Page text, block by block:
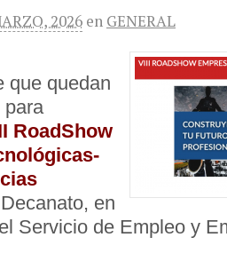
2026 en GENERAL
que quedan
para
RoadShow
en
Servicio de Empleo y